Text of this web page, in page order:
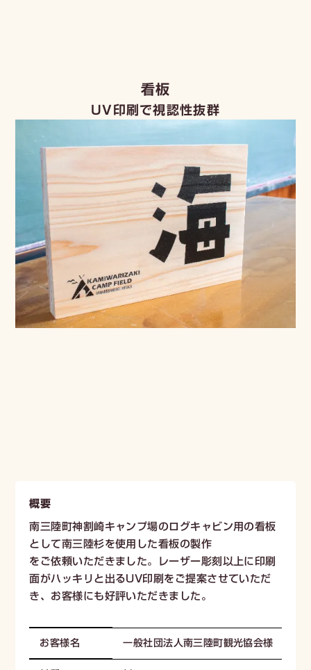
看板
UV印刷で視認性抜群
概要
南三陸町神割崎キャンプ場のログキャビン用の看板
として南三陸杉を使用した看板の製作
をご依頼いただきました。レーザー彫刻以上に印刷
面がハッキリと出るUV印刷をご提案させていただ
き、お客様にも好評いただきました。
お客様名
一般社団法人南三陸町観光協会様